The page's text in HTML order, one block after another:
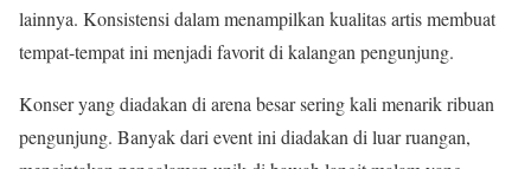
lainnya. Konsistensi dalam menampilkan kualitas artis membuat
tempat-tempat ini menjadi favorit di kalangan pengunjung.
Konser yang diadakan di arena besar sering kali menarik ribuan
pengunjung. Banyak dari event ini diadakan di luar ruangan,